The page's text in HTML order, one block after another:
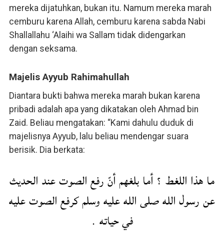
mereka dijatuhkan, bukan itu. Namum mereka marah
cemburu karena Allah, cemburu karena sabda Nabi
Shallallahu ‘Alaihi wa Sallam tidak didengarkan
dengan seksama.
Majelis Ayyub Rahimahullah
Diantara bukti bahwa mereka marah bukan karena
pribadi adalah apa yang dikatakan oleh Ahmad bin
Zaid. Beliau mengatakan: “Kami dahulu duduk di
majelisnya Ayyub, lalu beliau mendengar suara
berisik. Dia berkata:
ما هذا اللغط ؟ أما بلغهم أنّ رفع الصوت عند الحديث
عن رسول الله صلى الله عليه وسلم كرفع الصوت عليه
في حياته .